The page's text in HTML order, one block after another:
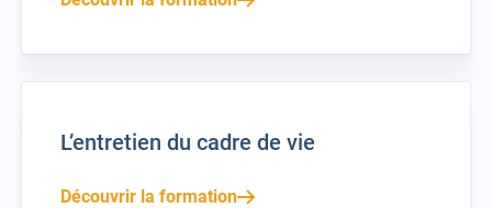
L’entretien du cadre de vie
Découvrir la formation